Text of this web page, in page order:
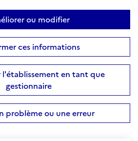
ou modifier
ces informations
l'établissement en tant que
gestionnaire
problème ou une erreur